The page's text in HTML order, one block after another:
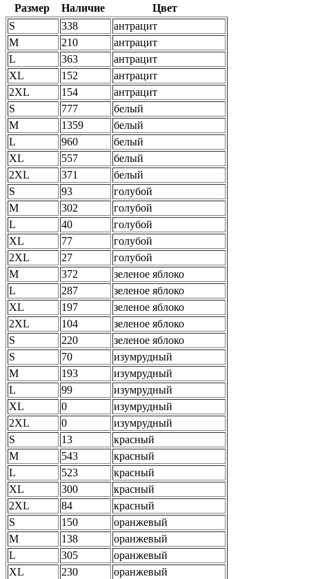
Размер
Наличие
Цвет
S
338
антрацит
M
210
антрацит
L
363
антрацит
XL
152
антрацит
2XL
154
антрацит
S
777
белый
M
1359
белый
L
960
белый
XL
557
белый
2XL
371
белый
S
93
голубой
M
302
голубой
L
40
голубой
XL
77
голубой
2XL
27
голубой
M
372
зеленое яблоко
L
287
зеленое яблоко
XL
197
зеленое яблоко
2XL
104
зеленое яблоко
S
220
зеленое яблоко
S
70
изумрудный
M
193
изумрудный
L
99
изумрудный
XL
0
изумрудный
2XL
0
изумрудный
S
13
красный
M
543
красный
L
523
красный
XL
300
красный
2XL
84
красный
S
150
оранжевый
M
138
оранжевый
L
305
оранжевый
XL
230 оранжевый